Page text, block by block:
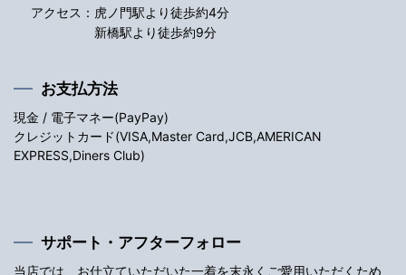
アクセス： 虎ノ門駅より徒歩約4分
新橋駅より徒歩約9分
お支払方法
現金 / 電子マネー(PayPay)
クレジットカード(VISA,Master Card,JCB,AMERICAN
EXPRESS,Diners Club)
サポート・アフターフォロー
当店では、お仕立ていただいた一着を末永くご愛用いただくため